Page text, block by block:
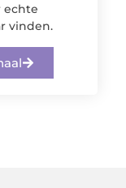
echte
vinden.